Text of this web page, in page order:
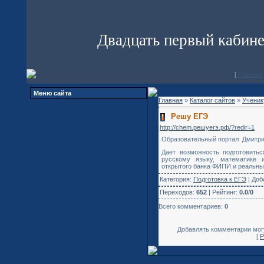
Двадцать первый
[
Меню сайта
Главная » Каталог сайтов »
Решу ЕГЭ
http://chem.решуегэ.рф/?redir=1
Образовательный портал
Дает возможность
русскому языку,
открытого банка ФИПИ и
Категория: Подготовка к ЕГЭ |
Переходов: 652 | Рейтинг: 0.0/0
Всего комментариев: 0
Добавлять комментарии
[